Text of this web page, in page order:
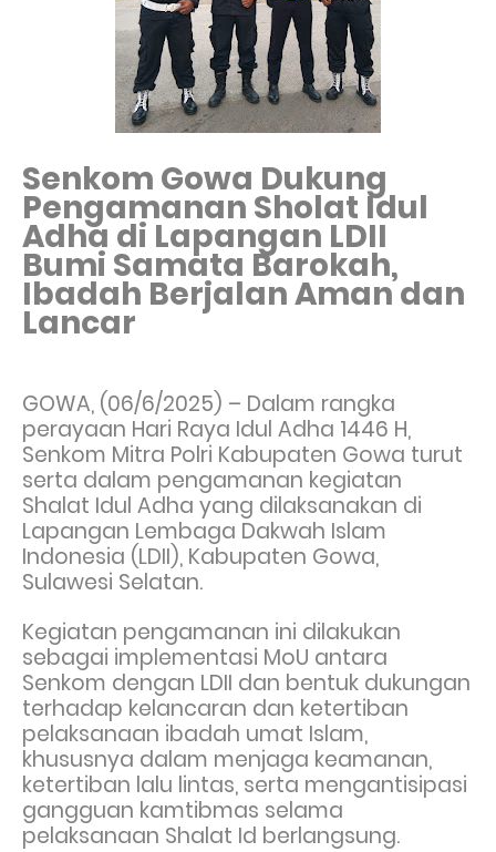
Senkom Gowa Dukung
Pengamanan Sholat Idul
Adha di Lapangan LDII
Bumi Samata Barokah,
Ibadah Berjalan Aman dan
Lancar
GOWA, (06/6/2025) – Dalam rangka
perayaan Hari Raya Idul Adha 1446 H,
Senkom Mitra Polri Kabupaten Gowa turut
serta dalam pengamanan kegiatan
Shalat Idul Adha yang dilaksanakan di
Lapangan Lembaga Dakwah Islam
Indonesia (LDII), Kabupaten Gowa,
Sulawesi Selatan.
Kegiatan pengamanan ini dilakukan
sebagai implementasi MoU antara
Senkom dengan LDII dan bentuk dukungan
terhadap kelancaran dan ketertiban
pelaksanaan ibadah umat Islam,
khususnya dalam menjaga keamanan,
ketertiban lalu lintas, serta mengantisipasi
gangguan kamtibmas selama
pelaksanaan Shalat Id berlangsung.